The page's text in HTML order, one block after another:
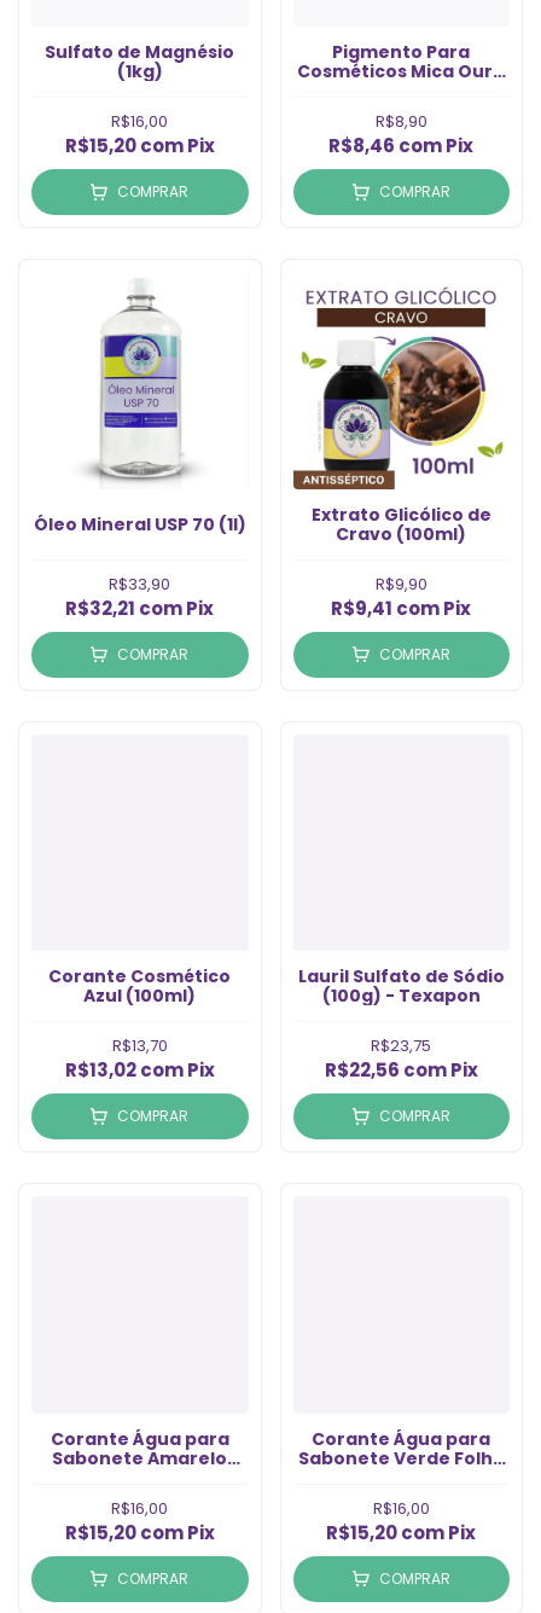
Sulfato de Magnésio
(1kg)
R$16,00
R$15,20com Pix
COMPRAR
Pigmento Para
Cosméticos Mica Ouro
R$8,90
R$8,46 comPix
COMPRAR
Óleo Mineral USP 70 (1l)
R$33,90
R$32,21 comPix
COMPRAR
Extrato Glicólico de
Cravo (100ml)
R$9,90
R$9,41 comPix
COMPRAR
Corante Cosmético
Azul (100ml)
R$13,70
R$13,02com Pix
COMPRAR
Lauril Sulfato de Sódio
(100g) - Texapon
R$23,75
R$22,56 com Pix
COMPRAR
Corante Água para
Sabonete Amarelo
R$16,00
R$15,20com Pix
COMPRAR
Corante Água para
Sabonete Verde Folha
R$16,00
R$15,20comPix
COMPRAR